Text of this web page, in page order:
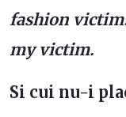
fashion
my victim.
Si cui nu-i